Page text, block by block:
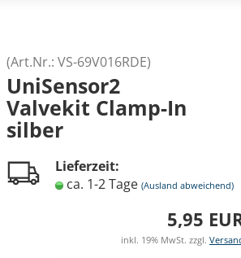
Konto erstellen
Passwort vergessen?
(Art.Nr.: VS-69V016RDE)
UniSensor2
Valvekit Clamp-In
silber
Lieferzeit:
ca. 1-2 Tage (Ausland abweichend)
5,95
inkl. 19% MwSt. zzgl.